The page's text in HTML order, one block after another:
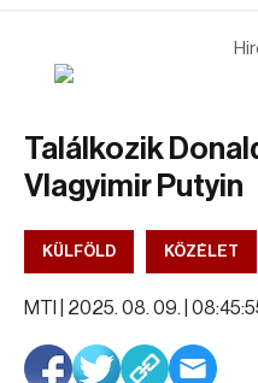
Találkozik
Vlagyimir Putyin
KÜLFÖLD KÖZÉLET
MTI | 2025. 08. 09. |